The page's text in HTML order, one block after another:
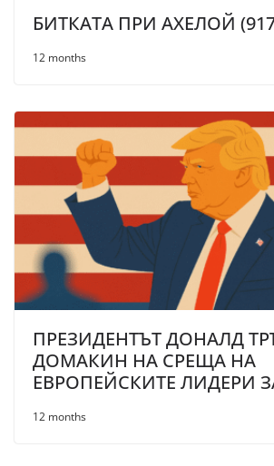
БИТКАТА ПРИ АХЕЛОЙ
12 months
ПРЕЗИДЕНТЪТ ДОНАЛД
ДОМАКИН НА СРЕЩА НА
ЕВРОПЕЙСКИТЕ ЛИДЕРИ
12 months